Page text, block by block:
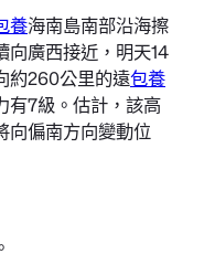
養海南島南部沿海擦
向廣西接近，明天14
約260公里的遠包養
有7級。估計，該高
向偏南方向變動位